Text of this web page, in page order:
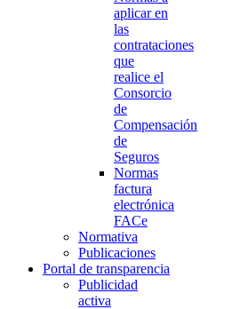
aplicar en
las
contrataciones
que
realice el
Consorcio
de
Compensación
de
Seguros
Normas
factura
electrónica
FACe
Normativa
Publicaciones
Portal de transparencia
Publicidad
activa